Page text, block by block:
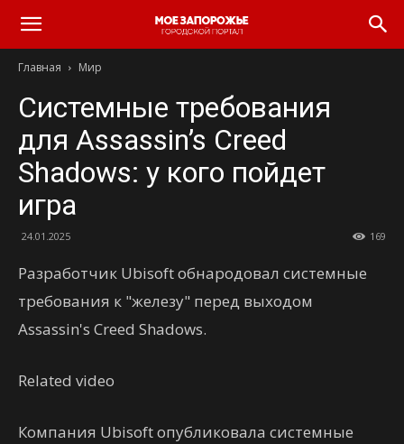
Главная Мир
Системные требования
для Assassin’s Creed
Shadows: у кого пойдет
игра
24.01.2025 169
Разработчик Ubisoft обнародовал системные
требования к "железу" перед выходом
Assassin's Creed Shadows.
Related video
Компания Ubisoft опубликовала системные